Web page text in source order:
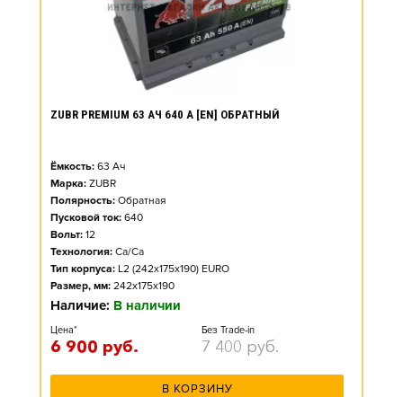
ZUBR PREMIUM 63 АЧ 640 А [EN] ОБРАТНЫЙ
Ёмкость: 63 Ач
Марка: ZUBR
Полярность: Обратная
Пусковой ток: 640
Вольт: 12
Технология: Ca/Ca
Тип корпуса: L2 (242x175x190) EURO
Размер, мм: 242x175x190
Наличие: В наличии
Цена*
6 900 руб.
Без Trade-in
7 400 руб.
В КОРЗИНУ